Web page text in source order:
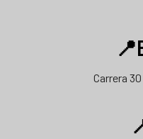
Carrera